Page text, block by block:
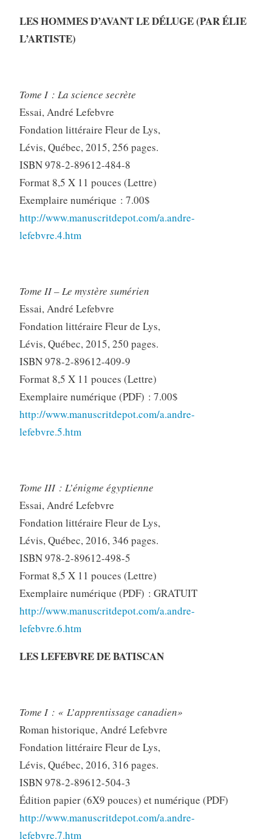
LES HOMMES D’AVANT LE DÉLUGE (PAR ÉLIE
L’ARTISTE)
Tome I : La science secrète
Essai, André Lefebvre
Fondation littéraire Fleur de Lys,
Lévis, Québec, 2015, 256 pages.
ISBN 978-2-89612-484-8
Format 8,5 X 11 pouces (Lettre)
Exemplaire numérique : 7.00$
http://www.manuscritdepot.com/a.andre-
lefebvre.4.htm
Tome II – Le mystère sumérien
Essai, André Lefebvre
Fondation littéraire Fleur de Lys,
Lévis, Québec, 2015, 250 pages.
ISBN 978-2-89612-409-9
Format 8,5 X 11 pouces (Lettre)
Exemplaire numérique (PDF) : 7.00$
http://www.manuscritdepot.com/a.andre-
lefebvre.5.htm
Tome III : L’énigme égyptienne
Essai, André Lefebvre
Fondation littéraire Fleur de Lys,
Lévis, Québec, 2016, 346 pages.
ISBN 978-2-89612-498-5
Format 8,5 X 11 pouces (Lettre)
Exemplaire numérique (PDF) : GRATUIT
http://www.manuscritdepot.com/a.andre-
lefebvre.6.htm
LES LEFEBVRE DE BATISCAN
Tome I : « L’apprentissage canadien»
Roman historique, André Lefebvre
Fondation littéraire Fleur de Lys,
Lévis, Québec, 2016, 316 pages.
ISBN 978-2-89612-504-3
Édition papier (6X9 pouces) et numérique (PDF)
http://www.manuscritdepot.com/a.andre-
lefebvre.7.htm